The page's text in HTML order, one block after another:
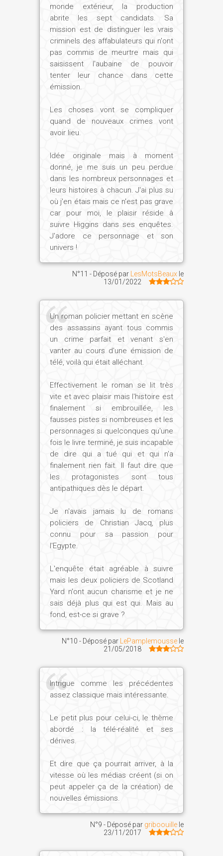
monde extérieur, la production
abrite les sept candidats. Sa
mission est de distinguer les vrais
criminels des affabulateurs qui n'ont
pas commis de meurtre mais qui
saisissent l'aubaine de pouvoir
tenter leur chance dans cette
émission.
Les choses vont se compliquer
quand de nouveaux crimes vont
avoir lieu.
Idée originale mais à moment
donné, je me suis un peu perdue
dans les nombreux personnages et
leurs histoires à chacun. J'ai plus su
où j'en étais mais ce n'est pas grave
car pour moi, le plaisir réside à
suivre Higgins dans ses enquêtes.
J'adore ce personnage et son
univers !
N°11 - Déposé par LesMotsBeaux le
13/01/2022
Un roman policier mettant en scène
des assassins ayant tous commis
un crime parfait et venant s'en
vanter au cours d'une émission de
télé, voilà qui était alléchant.
Effectivement le roman se lit très
vite et avec plaisir mais l'histoire est
finalement si embrouillée, les
fausses pistes si nombreuses et les
personnages si quelconques qu'une
fois le livre terminé, je suis incapable
de dire qui a tué qui et qui n'a
finalement rien fait. Il faut dire que
les protagonistes sont tous
antipathiques dès le départ.
Je n'avais jamais lu de romans
policiers de Christian Jacq, plus
connu pour sa passion pour
l'Egypte.
L'enquête était agréable à suivre
mais les deux policiers de Scotland
Yard n'ont aucun charisme et je ne
sais déjà plus qui est qui. Mais au
fond, est-ce si grave ?
N°10 - Déposé par LePamplemousse le
21/05/2018
Intrigue comme les précédentes
assez classique mais intéressante.
Le petit plus pour celui-ci, le thème
abordé : la télé-réalité et ses
dérives.
Et dire que ça pourrait arriver, à la
vitesse où les médias créent (si on
peut appeler ça de la création) de
nouvelles émissions.
N°9 - Déposé par griboouille le
23/11/2017